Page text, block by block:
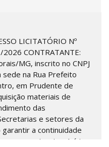
LICITATÓRIO Nº
CONTRATANTE:
MG, inscrito no CNPJ
na Rua Prefeito
em Prudente de
materiais de
das
e setores da
a continuidade
e operacionais ● Início